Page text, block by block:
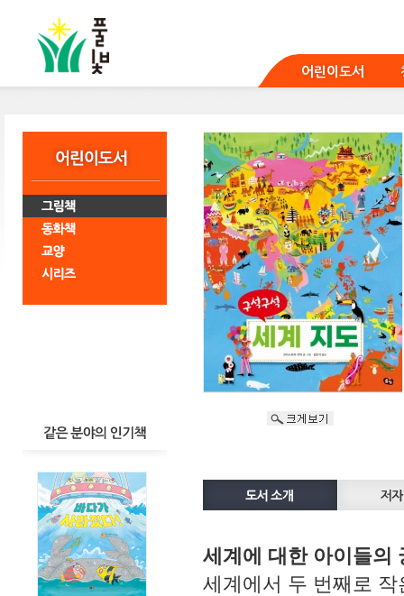
어린이도서
세계에 대한 아이들의
세계에서 두 번째로